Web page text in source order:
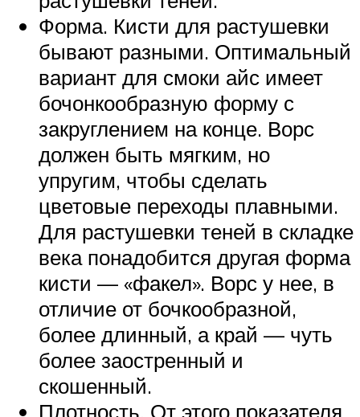
Форма. Кисти для растушевки
бывают разными. Оптимальный
вариант для смоки айс имеет
бочонкообразную форму с
закруглением на конце. Ворс
должен быть мягким, но
упругим, чтобы сделать
цветовые переходы плавными.
Для растушевки теней в складке
века понадобится другая форма
кисти — «факел». Ворс у нее, в
отличие от бочкообразной,
более длинный, а край — чуть
более заостренный и
скошенный.
Плотность. От этого показателя